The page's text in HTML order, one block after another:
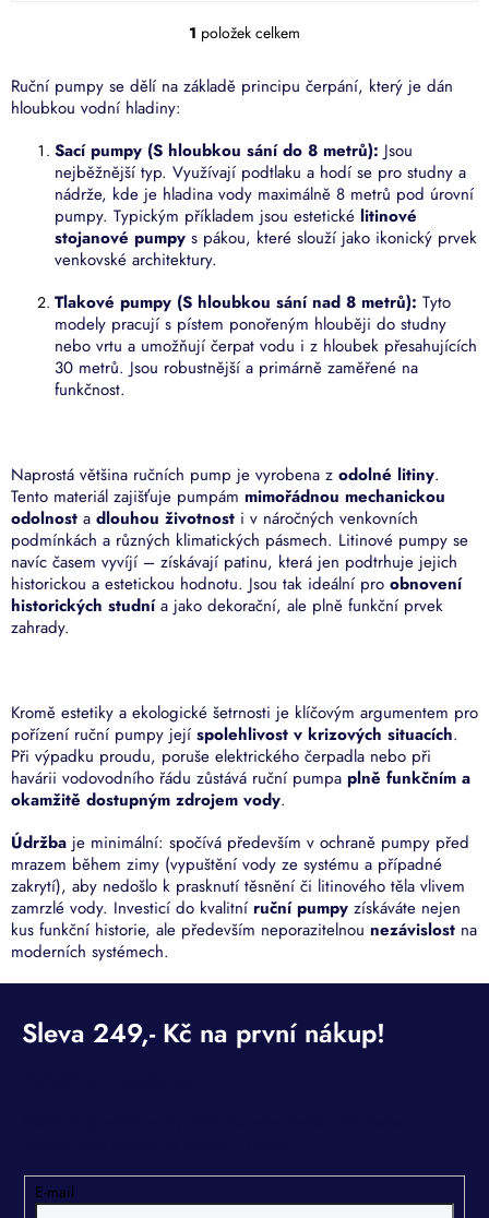
O
l
á
a
c
í
p
r
v
y
v
ý
p
i
1 položek celkem
Ruční pumpy se dělí na základě principu čerpání, který je dán
hloubkou vodní hladiny:
Sací pumpy (S hloubkou sání do 8 metrů): Jsou
nejběžnější typ. Využívají podtlaku a hodí se pro studny a
nádrže, kde je hladina vody maximálně 8 metrů pod úrovní
pumpy. Typickým příkladem jsou estetické litinové
stojanové pumpy s pákou, které slouží jako ikonický prvek
venkovské architektury.
Tlakové pumpy (S hloubkou sání nad 8 metrů): Tyto
modely pracují s pístem ponořeným hlouběji do studny
nebo vrtu a umožňují čerpat vodu i z hloubek přesahujících
30 metrů. Jsou robustnější a primárně zaměřené na
funkčnost.
Naprostá většina ručních pump je vyrobena z odolné litiny.
Tento materiál zajišťuje pumpám mimořádnou mechanickou
odolnost a dlouhou životnost i v náročných venkovních
podmínkách a různých klimatických pásmech. Litinové pumpy se
navíc časem vyvíjí – získávají patinu, která jen podtrhuje jejich
historickou a estetickou hodnotu. Jsou tak ideální pro obnovení
historických studnía jako dekorační, ale plně funkční prvek
zahrady.
Kromě estetiky a ekologické šetrnosti je klíčovým argumentem pro
pořízení ruční pumpy její spolehlivost v krizových situacích.
Při výpadku proudu, poruše elektrického čerpadla nebo při
havárii vodovodního řádu zůstává ruční pumpa plně funkčním a
okamžitě dostupným zdrojem vody.
Údržba je minimální: spočívá především v ochraně pumpy před
mrazem během zimy (vypuštění vody ze systému a případné
zakrytí), aby nedošlo k prasknutí těsnění či litinového těla vlivem
zamrzlé vody. Investicí do kvalitní ruční pumpy získáváte nejen
kus funkční historie, ale především neporazitelnou nezávislost na
moderních systémech.
E-mail